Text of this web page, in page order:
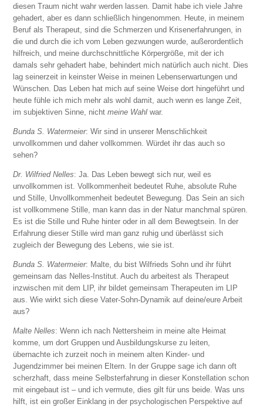
diesen Traum nicht wahr werden lassen. Damit habe ich viele Jahre
gehadert, aber es dann schließlich hingenommen. Heute, in meinem
Beruf als Therapeut, sind die Schmerzen und Krisenerfahrungen, in
die und durch die ich vom Leben gezwungen wurde, außerordentlich
hilfreich, und meine durchschnittliche Körpergröße, mit der ich
damals sehr gehadert habe, behindert mich natürlich auch nicht. Dies
lag seinerzeit in keinster Weise in meinen Lebenserwartungen und
Wünschen. Das Leben hat mich auf seine Weise dort hingeführt und
heute fühle ich mich mehr als wohl damit, auch wenn es lange Zeit,
im subjektiven Sinne, nichtmeine Wahl war.
Bunda S. Watermeier: Wir sind in unserer Menschlichkeit
unvollkommen und daher vollkommen. Würdet ihr das auch so
sehen?
Dr. Wilfried Nelles: Ja. Das Leben bewegt sich nur, weil es
unvollkommen ist. Vollkommenheit bedeutet Ruhe, absolute Ruhe
und Stille, Unvollkommenheit bedeutet Bewegung. Das Sein an sich
ist vollkommene Stille, man kann das in der Natur manchmal spüren.
Es ist die Stille und Ruhe hinter oder in all dem Bewegtsein. In der
Erfahrung dieser Stille wird man ganz ruhig und überlässt sich
zugleich der Bewegung des Lebens, wie sie ist.
Bunda S. Watermeier: Malte, du bist Wilfrieds Sohn und ihr führt
gemeinsam das Nelles-Institut. Auch du arbeitest als Therapeut
inzwischen mit dem LIP, ihr bildet gemeinsam Therapeuten im LIP
aus. Wie wirkt sich diese Vater-Sohn-Dynamik auf deine/eure Arbeit
aus?
Malte Nelles: Wenn ich nach Nettersheim in meine alte Heimat
komme, um dort Gruppen und Ausbildungskurse zu leiten,
übernachte ich zurzeit noch in meinem alten Kinder- und
Jugendzimmer bei meinen Eltern. In der Gruppe sage ich dann oft
scherzhaft, dass meine Selbsterfahrung in dieser Konstellation schon
mit eingebaut ist – und ich vermute, dies gilt für uns beide. Was uns
hilft, ist ein großer Einklang in der psychologischen Perspektive auf